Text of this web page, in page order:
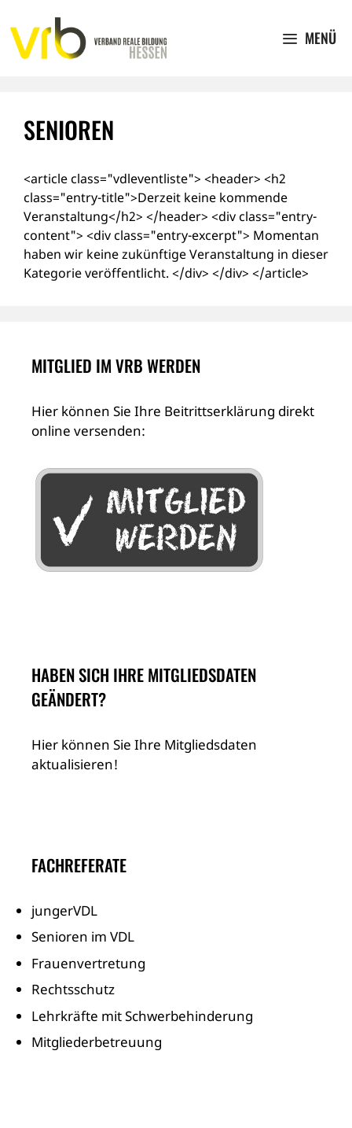
Inhalt
springen
MENÜ
SENIOREN
<article class="vdleventliste"> <header> <h2
class="entry-title">Derzeit keine kommende
Veranstaltung</h2> </header> <div class="entry-
content"> <div class="entry-excerpt"> Momentan
haben wir keine zukünftige Veranstaltung in dieser
Kategorie veröffentlicht. </div> </div> </article>
MITGLIED IM VRB WERDEN
Hier können Sie Ihre Beitrittserklärung direkt
online versenden:
HABEN SICH IHRE MITGLIEDSDATEN
GEÄNDERT?
Hier können Sie Ihre Mitgliedsdaten
aktualisieren!
FACHREFERATE
jungerVDL
Senioren im VDL
Frauenvertretung
Rechtsschutz
Lehrkräfte mit Schwerbehinderung
Mitgliederbetreuung